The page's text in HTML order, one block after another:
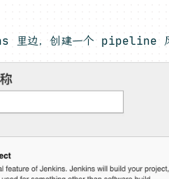
里边，创建一个 pipeline 风